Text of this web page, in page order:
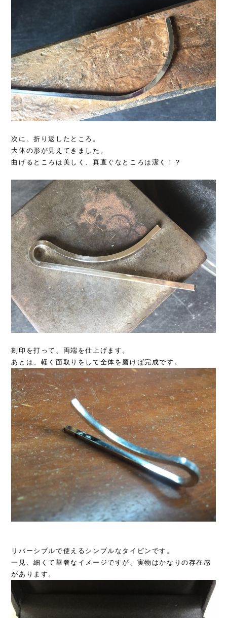
次に、折り返したところ。
大体の形が見えてきました。
曲げるところは美しく、真直ぐなところは潔く！？
刻印を打って、両端を仕上げます。
あとは、軽く面取りをして全体を磨けば完成です。
リバーシブルで使えるシンプルなタイピンです。
一見、細くて華奢なイメージですが、実物はかなりの存在感
があります。